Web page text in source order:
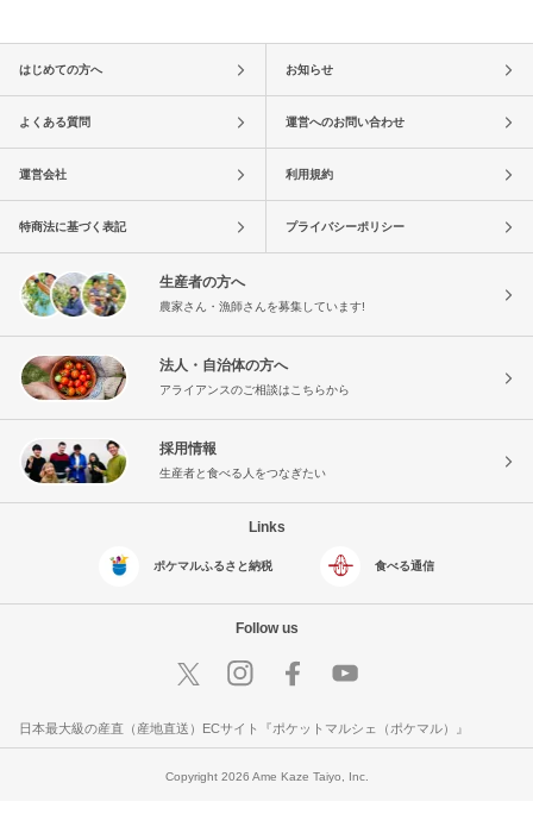
はじめての方へ お知らせ
よくある質問 運営へのお問い合わせ
運営会社 利用規約
特商法に基づく表記 プライバシーポリシー
生産者の方へ
農家さん・漁師さんを募集しています!
法人・自治体の方へ
アライアンスのご相談はこちらから
採用情報
生産者と食べる人をつなぎたい
Links
ポケマルふるさと納税 食べる通信
Follow us
日本最大級の産直（産地直送）ECサイト『ポケットマルシェ（ポケマル）』
Copyright 2026 Ame Kaze Taiyo, Inc.